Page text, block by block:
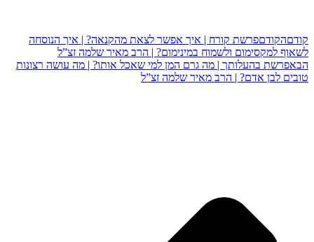
קודםהקודםפרשת קורח | איך אפשר לצאת מהקנאה? | איך הנוסחה
לשאוף למקסימום ולשמוח במינימום? | הרב מאיר שלמה זצ”ל
הבאפרשת בהעלותך | מה גרם המן למי שאכל אותו? | מה עושה רצונות
טובים לבן אדם? | הרב מאיר שלמה זצ”ל